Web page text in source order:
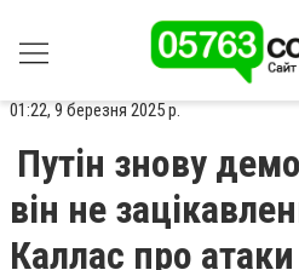
01:22, 9 березня 2025 р.
Путін знову
він не
Каллас про